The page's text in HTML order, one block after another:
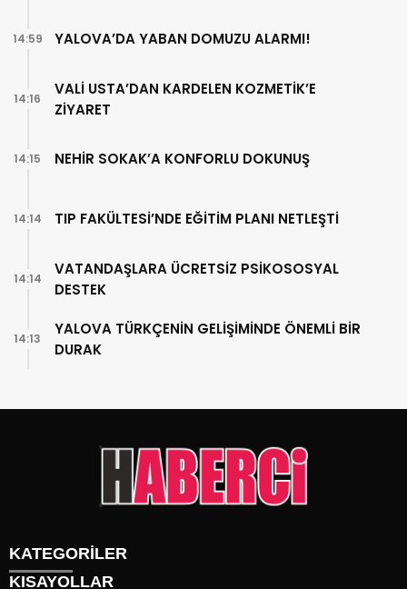
YALOVA’DA YABAN DOMUZU ALARMI!
14:59
VALİ USTA’DAN KARDELEN KOZMETİK’E
ZİYARET
14:16
NEHİR SOKAK’A KONFORLU DOKUNUŞ
14:15
TIP FAKÜLTESİ’NDE EĞİTİM PLANI NETLEŞTİ
14:14
VATANDAŞLARA ÜCRETSİZ PSİKOSOSYAL
DESTEK
14:14
YALOVA TÜRKÇENİN GELİŞİMİNDE ÖNEMLİ BİR
DURAK
14:13
KATEGORİLER
KISAYOLLAR